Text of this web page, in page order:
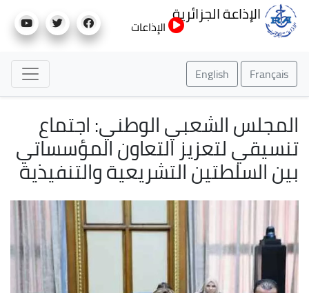
إلى
الإذاعة الجزائرية
الإذاعات
Français
English
المجلس الشعبي الوطني: اجتماع
تنسيقي لتعزيز التعاون المؤسساتي
بين السلطتين التشريعية والتنفيذية